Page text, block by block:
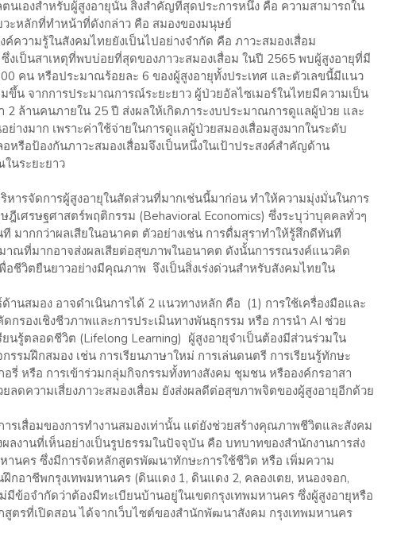
นเองสำหรับผู้สูงอายุนั้น สิ่งสำคัญที่สุดประการหนึ่ง คือ ความสามารถใน
วะหลักที่ทำหน้าที่ดังกล่าว คือ สมองของมนุษย์
ความรู้ในสังคมไทยยังเป็นไปอย่างจำกัด คือ ภาวะสมองเสื่อม
งเป็นสาเหตุที่พบบ่อยที่สุดของภาวะสมองเสื่อม ในปี 2565 พบผู้สูงอายุที่มี
คน หรือประมาณร้อยละ 6 ของผู้สูงอายุทั้งประเทศ และตัวเลขนี้มีแนว
น จากการประมาณการณ์ระยะยาว ผู้ป่วยอัลไซเมอร์ในไทยมีความเป็น
2 ล้านคนภายใน 25 ปี ส่งผลให้เกิดภาระงบประมาณการดูแลผู้ป่วย และ
างมาก เพราะค่าใช้จ่ายในการดูแลผู้ป่วยสมองเสื่อมสูงมากในระดับ
รือป้องกันภาวะสมองเสื่อมจึงเป็นหนึ่งในเป้าประสงค์สำคัญด้าน
นระยะยาว
ารจัดการผู้สูงอายุในสัดส่วนที่มากเช่นนี้มาก่อน ทำให้ความมุ่งมั่นในการ
เศรษฐศาสตร์พฤติกรรม (Behavioral Economics) ซึ่งระบุว่าบุคคลทั่วๆ
ากกว่าผลเสียในอนาคต ตัวอย่างเช่น การดื่มสุราทำให้รู้สึกดีทันที
าณที่มากอาจส่งผลเสียต่อสุขภาพในอนาคต ดังนั้นการรณรงค์แนวคิด
อชีวิตยืนยาวอย่างมีคุณภาพ จึงเป็นสิ่งเร่งด่วนสำหรับสังคมไทยใน
านสมอง อาจดำเนินการได้ 2 แนวทางหลัก คือ (1) การใช้เครื่องมือและ
กรองเชิงชีวภาพและการประเมินทางพันธุกรรม หรือ การนำ AI ช่วย
ยนรู้ตลอดชีวิต (Lifelong Learning) ผู้สูงอายุจำเป็นต้องมีส่วนร่วมใน
รรมฝึกสมอง เช่น การเรียนภาษาใหม่ การเล่นดนตรี การเรียนรู้ทักษะ
อรี่ หรือ การเข้าร่วมกลุ่มกิจกรรมทั้งทางสังคม ชุมชน หรือองค์กรอาสา
ลดความเสี่ยงภาวะสมองเสื่อม ยังส่งผลดีต่อสุขภาพจิตของผู้สูงอายุอีกด้วย
รเสื่อมของการทำงานสมองเท่านั้น แต่ยังช่วยสร้างคุณภาพชีวิตและสังคม
ลงานที่เห็นอย่างเป็นรูปธรรมในปัจจุบัน คือ บทบาทของสำนักงานการส่ง
านคร ซึ่งมีการจัดหลักสูตรพัฒนาทักษะการใช้ชีวิต หรือ เพิ่มความ
ฝึกอาชีพกรุงเทพมหานคร (ดินแดง 1, ดินแดง 2, คลองเตย, หนองจอก,
มีข้อจำกัดว่าต้องมีทะเบียนบ้านอยู่ในเขตกรุงเทพมหานคร ซึ่งผู้สูงอายุหรือ
ตรที่เปิดสอน ได้จากเว็บไซต์ของสำนักพัฒนาสังคม กรุงเทพมหานคร